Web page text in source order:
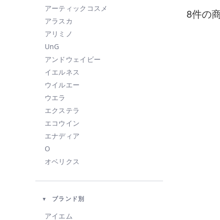
アーティックコスメ
アラスカ
アリミノ
UnG
アンドウェイビー
イエルネス
ウイルエー
ウエラ
エクステラ
エコウイン
エナディア
O
オベリクス
KAHI
KINUJO
ブランド別
アイエム
8件の